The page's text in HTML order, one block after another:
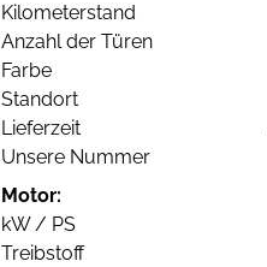
Kilometerstand
Anzahl der Türen
Farbe
Standort
Lieferzeit
Unsere Nummer
Motor:
kW / PS
Treibstoff